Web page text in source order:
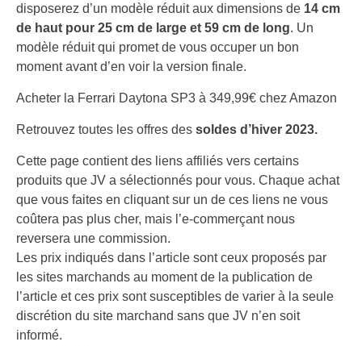
disposerez d’un modèle réduit aux dimensions de 14 cm
de haut pour 25 cm de large et 59 cm de long. Un
modèle réduit qui promet de vous occuper un bon
moment avant d’en voir la version finale.
Acheter la Ferrari Daytona SP3 à 349,99€ chez Amazon
Retrouvez toutes les offres des soldes d’hiver 2023.
Cette page contient des liens affiliés vers certains
produits que JV a sélectionnés pour vous. Chaque achat
que vous faites en cliquant sur un de ces liens ne vous
coûtera pas plus cher, mais l’e-commerçant nous
reversera une commission.
Les prix indiqués dans l’article sont ceux proposés par
les sites marchands au moment de la publication de
l’article et ces prix sont susceptibles de varier à la seule
discrétion du site marchand sans que JV n’en soit
informé.